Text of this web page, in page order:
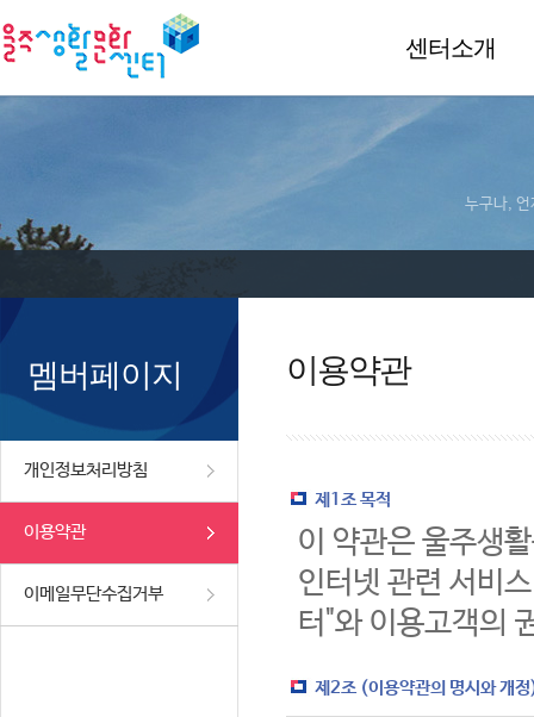
센터소개
누구나, 언
멤버페이지
개인정보처리방침
이용약관
이메일무단수집거부
이용약관
제1조 목적
이 약관은 울주생
인터넷 관련 서비
터"와 이용고객의
제2조 (이용약관의 명시와 개